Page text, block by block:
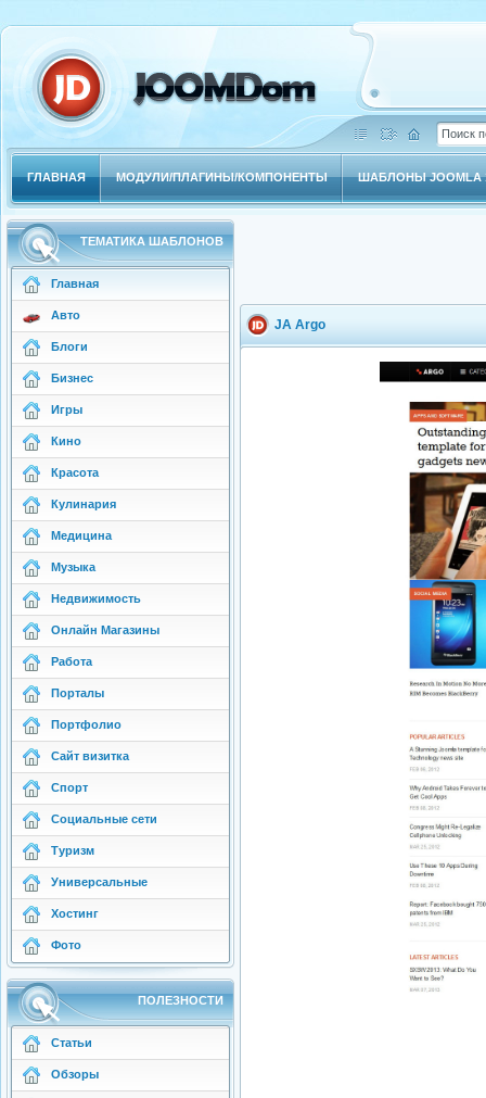
ГЛАВНАЯ МОДУЛИ/ПЛАГИНЫ/КОМПОНЕНТЫ ШАБЛОНЫ JOOMLA
ТЕМАТИКА ШАБЛОНОВ
Главная
Авто
Блоги
Бизнес
Игры
Кино
Красота
Кулинария
Медицина
Музыка
Недвижимость
Онлайн Магазины
Работа
Порталы
Портфолио
Сайт визитка
Спорт
Социальные сети
Туризм
Универсальные
Хостинг
Фото
ПОЛЕЗНОСТИ
Статьи
Обзоры
JA Argo